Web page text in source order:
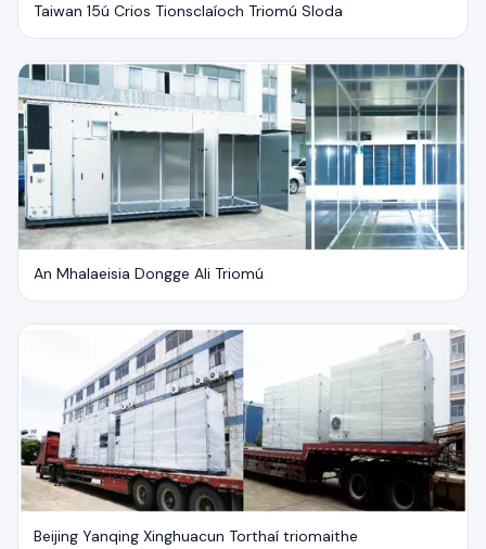
Taiwan 15ú Crios Tionsclaíoch Triomú Sloda
An Mhalaeisia Dongge Ali Triomú
Beijing Yanqing Xinghuacun Torthaí triomaithe